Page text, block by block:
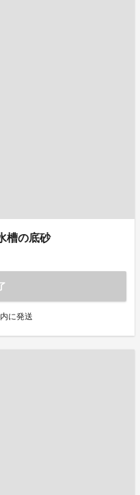
槽の底砂
に発送